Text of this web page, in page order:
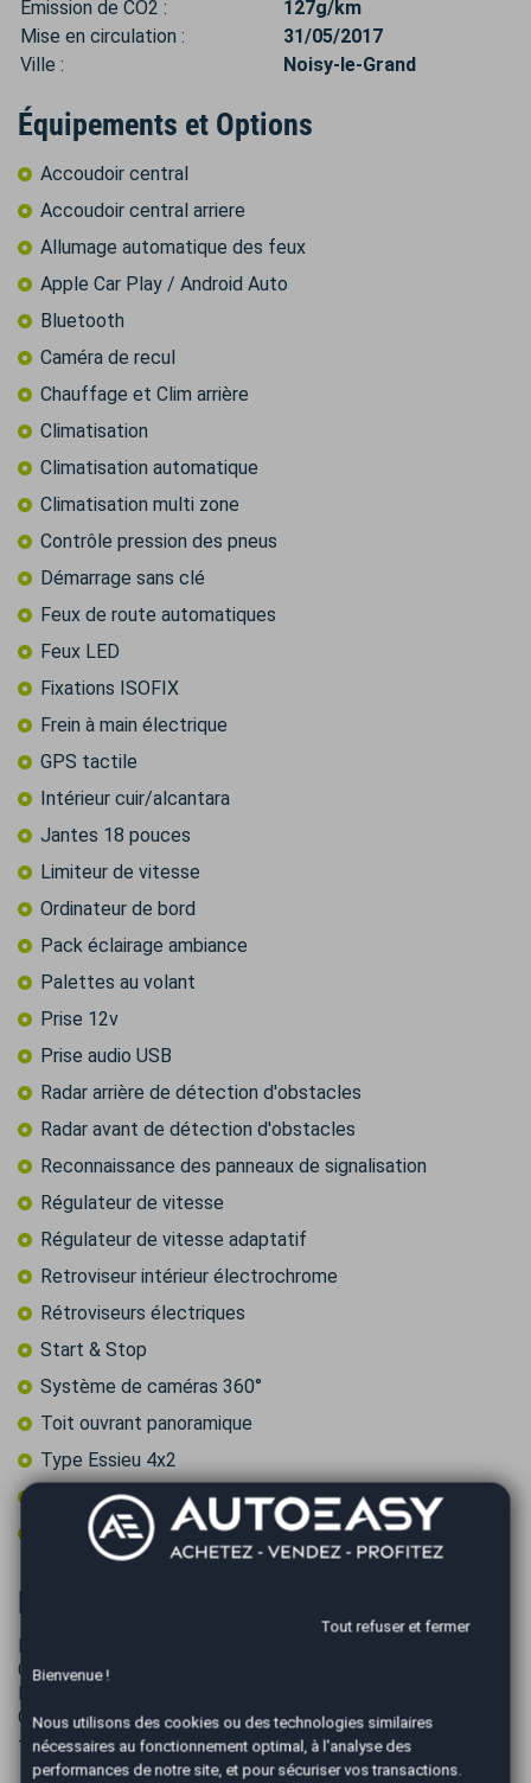
Émission de CO2 :
127g/km
Mise en circulation :
31/05/2017
Ville :
Noisy-le-Grand
Équipements et Options
Accoudoir central
Accoudoir central arriere
Allumage automatique des feux
Apple Car Play / Android Auto
Bluetooth
Caméra de recul
Chauffage et Clim arrière
Climatisation
Climatisation automatique
Climatisation multi zone
Contrôle pression des pneus
Démarrage sans clé
Feux de route automatiques
Feux LED
Fixations ISOFIX
Frein à main électrique
GPS tactile
Intérieur cuir/alcantara
Jantes 18 pouces
Limiteur de vitesse
Ordinateur de bord
Pack éclairage ambiance
Palettes au volant
Prise 12v
Prise audio USB
Radar arrière de détection d'obstacles
Radar avant de détection d'obstacles
Reconnaissance des panneaux de signalisation
Régulateur de vitesse
Régulateur de vitesse adaptatif
Retroviseur intérieur électrochrome
Rétroviseurs électriques
Start & Stop
Système de caméras 360°
Toit ouvrant panoramique
Type Essieu 4x2
Vitres surteintées
Volant multifonctions
Informations complémentaires
Nous vous accueillons dans nos locaux AutoEasy Noisy Le
Grand
Du Mardi au Samedi SUR RENDEZ VOUS POUR UNE VISITE
OU UN ESSAI.
--------------------------------
Tout refuser et fermer
Bienvenue !
Nous utilisons des cookies ou des technologies similaires
nécessaires au fonctionnement optimal, à l'analyse des
performances de notre site, et pour sécuriser vos transactions.